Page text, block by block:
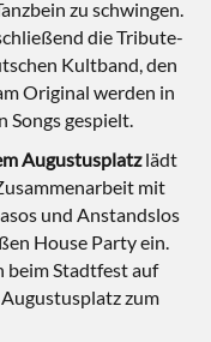
zu schwingen.
die Tribute-
Kultband, den
Original werden in
Songs gespielt.
Augustusplatzlädt
mit
und Anstandslos
House Party ein.
beim Stadtfest auf
zum